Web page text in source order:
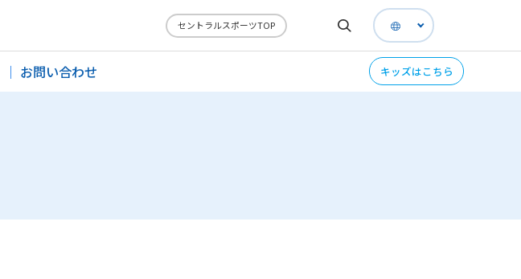
セントラルスポーツTOP
お問い合わせ キッズはこちら